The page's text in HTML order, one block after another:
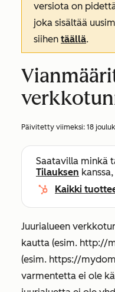
versiota on
joka sisältää
siihen täällä.
Päivitetty viimeksi: 18
Saatavilla minkä
Tilauksen
Kaikki
Juurialueen
kautta (esim. http://
(esim. https://
varmentetta ei ole